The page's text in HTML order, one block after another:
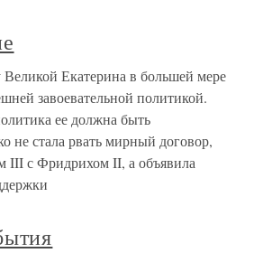
Екатерина в большей мере
завоевательной политикой.
ее должна быть
не стала рвать мирный договор,
III с Фридрихом II, а объявила